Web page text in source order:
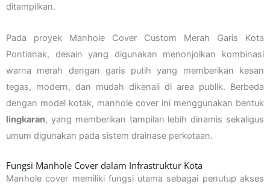
ditampilkan.
Pada proyek Manhole Cover Custom Merah Garis Kota
Pontianak, desain yang digunakan menonjolkan kombinasi
warna merah dengan garis putih yang memberikan kesan
tegas, modern, dan mudah dikenali di area publik. Berbeda
dengan model kotak, manhole cover ini menggunakan bentuk
lingkaran, yang memberikan tampilan lebih dinamis sekaligus
umum digunakan pada sistem drainase perkotaan.
Fungsi Manhole Cover dalam Infrastruktur Kota
Manhole cover memiliki fungsi utama sebagai penutup akses